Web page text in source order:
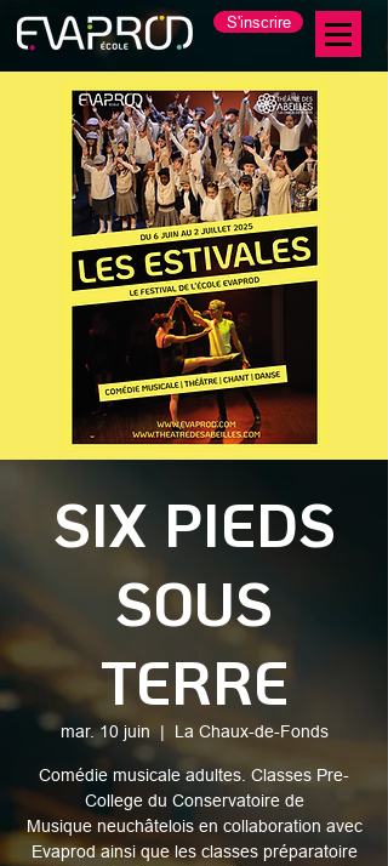
S'inscrire
SIX PIEDS
SOUS
TERRE
mar. 10 juin
  |
La Chaux-de-Fonds
Comédie musicale adultes. Classes Pre-
College du Conservatoire de
Musique neuchâtelois en collaboration avec
Evaprod ainsi que les classes préparatoire